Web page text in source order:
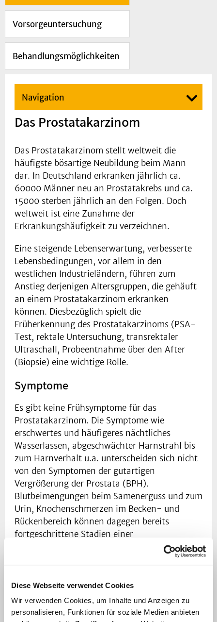
Diese Webseite verwendet Cookies
Wir verwenden Cookies, um Inhalte und Anzeigen zu
personalisieren, Funktionen für soziale Medien anbieten
Vorsorgeuntersuchung
Behandlungsmöglichkeiten
Navigation
Das Prostatakarzinom
Das Prostatakarzinom stellt weltweit die
häufigste bösartige Neubildung beim Mann
dar. In Deutschland erkranken jährlich ca.
60000 Männer neu an Prostatakrebs und ca.
15000 sterben jährlich an den Folgen. Doch
weltweit ist eine Zunahme der
Erkrankungshäufigkeit zu verzeichnen.
Eine steigende Lebenserwartung, verbesserte
Lebensbedingungen, vor allem in den
westlichen Industrieländern, führen zum
Anstieg derjenigen Altersgruppen, die gehäuft
an einem Prostatakarzinom erkranken
können. Diesbezüglich spielt die
Früherkennung des Prostatakarzinoms (PSA-
Test, rektale Untersuchung, transrektaler
Ultraschall, Probeentnahme über den After
(Biopsie) eine wichtige Rolle.
Symptome
Es gibt keine Frühsymptome für das
Prostatakarzinom. Die Symptome wie
erschwertes und häufigeres nächtliches
Wasserlassen, abgeschwächter Harnstrahl bis
zum Harnverhalt u.a. unterscheiden sich nicht
von den Symptomen der gutartigen
Vergrößerung der Prostata (BPH).
Blutbeimengungen beim Samenerguss und zum
Urin, Knochenschmerzen im Becken- und
Rückenbereich können dagegen bereits
fortgeschrittene Stadien einer
Prostatakarzinomerkrankung darstellen. Daher
empfehlen wir ab dem 45. Lebensjahr eine
Untersuchung der Prostata.
Behandlung des Prostatakarzinoms